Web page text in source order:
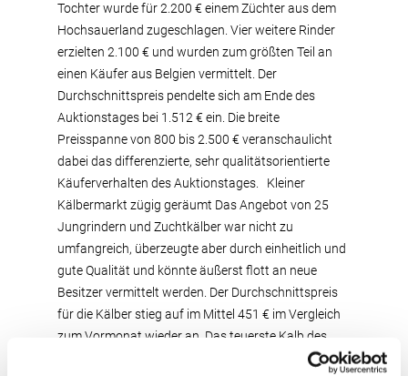
Tochter wurde für 2.200 € einem Züchter aus dem
Hochsauerland zugeschlagen. Vier weitere Rinder
erzielten 2.100 € und wurden zum größten Teil an
einen Käufer aus Belgien vermittelt. Der
Durchschnittspreis pendelte sich am Ende des
Auktionstages bei 1.512 € ein. Die breite
Preisspanne von 800 bis 2.500 € veranschaulicht
dabei das differenzierte, sehr qualitätsorientierte
Käuferverhalten des Auktionstages. Kleiner
Kälbermarkt zügig geräumt Das Angebot von 25
Jungrindern und Zuchtkälber war nicht zu
umfangreich, überzeugte aber durch einheitlich und
gute Qualität und könnte äußerst flott an neue
Besitzer vermittelt werden. Der Durchschnittspreis
für die Kälber stieg auf im Mittel 451 € im Vergleich
zum Vormonat wieder an. Das teuerste Kalb des
Tages war eine stark entwickelte RADON-Tochter